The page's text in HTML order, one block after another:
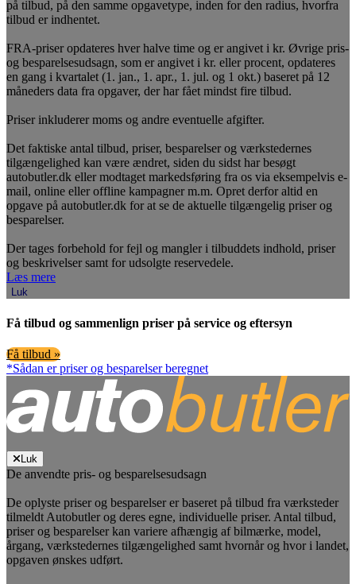
på tilbud, på den samme opgavetype, inden for den radius, hvorfra
tilbud er indhentet.
FRA-priser opdateres hver halve time og er angivet i kr. Øvrige pris-
og besparelsesudsagn, som er angivet i kr. eller procent, opdateres
en gang i kvartalet (1. jan., 1. apr., 1. jul. og 1 okt.) baseret på 12
måneders data fra opgaver, der har fået mindst fire tilbud.
Priser inkluderer moms og andre eventuelle afgifter.
Det faktiske antal tilbud, priser, besparelser og værkstedernes
tilgængelighed kan være ændret, siden du sidst har besøgt
autobutler.dk eller modtaget markedsføring fra os via eksempelvis e-
mail, online eller offline kampagner m.m. Opret derfor altid en
opgave på autobutler.dk for at se de aktuelle tilgængelig priser og
besparelser.
Der tages forbehold for fejl og mangler i tilbuddets indhold, priser
og beskrivelser samt for udsolgte reservedele.
Læs mere
Luk
Få tilbud og sammenlign priser på service og eftersyn
Få tilbud »
*Sådan er priser og besparelser beregnet
Luk
De anvendte pris- og besparelsesudsagn
De oplyste priser og besparelser er baseret på tilbud fra værksteder
tilmeldt Autobutler og deres egne, individuelle priser. Antal tilbud,
priser og besparelser kan variere afhængig af bilmærke, model,
årgang, værkstedernes tilgængelighed samt hvornår og hvor i landet,
opgaven ønskes udført.